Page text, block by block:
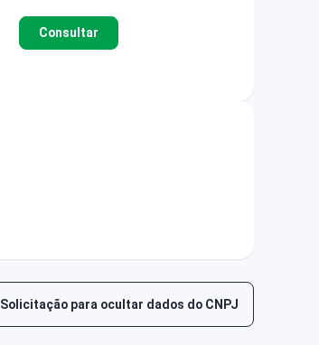
Consultar
Solicitação para ocultar dados do CNPJ